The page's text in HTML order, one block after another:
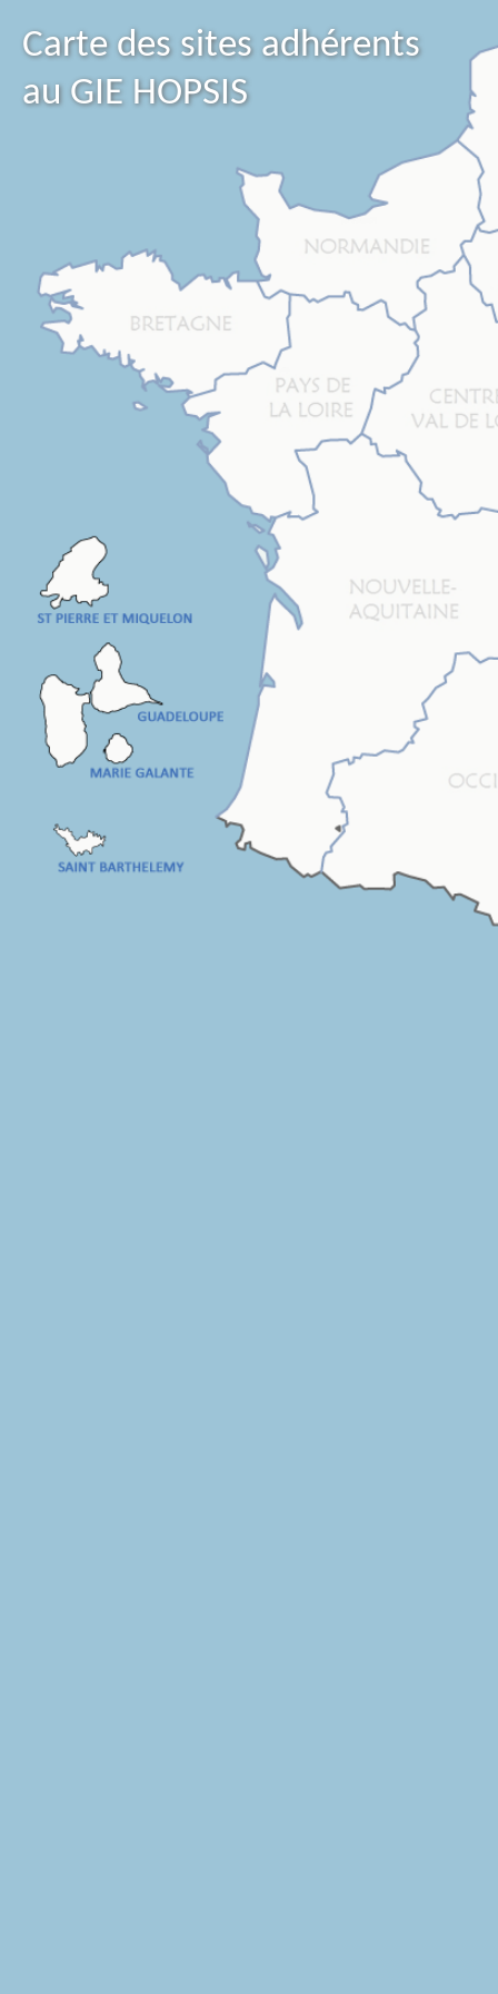
Carte des sites adhérents
au GIE HOPSIS